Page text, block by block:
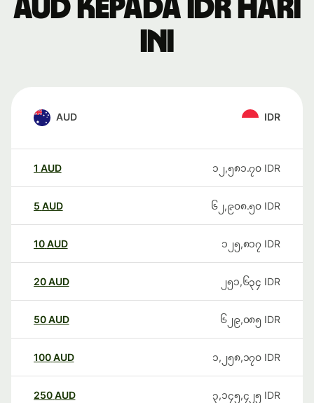
AUD kepada IDR hari
ini
AUD IDR
1 AUD ၁၂,၅၈၁.၇၀ IDR
5 AUD ၆၂,၉၀၈.၅၀ IDR
10AUD ၁၂၅,၈၁၇ IDR
20AUD ၂၅၁,၆၃၄ IDR
50AUD ၆၂၉,၀၈၅ IDR
100AUD ၁,၂၅၈,၁၇၀ IDR
250AUD ၃,၁၄၅,၄၂၅ IDR